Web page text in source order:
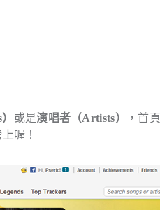
或是演唱者（Artists）
，首
喔！